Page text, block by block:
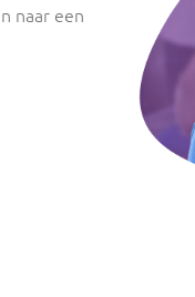
naar een